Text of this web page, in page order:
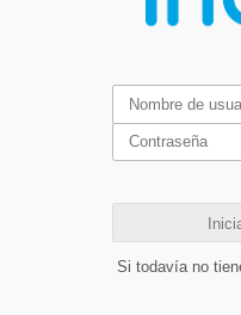
Si todavía no